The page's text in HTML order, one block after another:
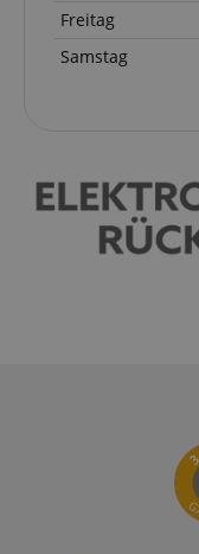
Freitag
Samstag